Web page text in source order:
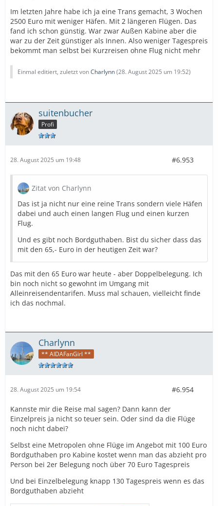
Im letzten Jahre habe ich ja eine Trans gemacht, 3 Wochen
2500 Euro mit weniger Häfen. Mit 2 längeren Flügen. Das
fand ich schon günstig. War zwar Außen Kabine aber die
war zu der Zeit günstiger als Innen. Also weniger Tagespreis
bekommt man selbst bei Kurzreisen ohne Flug nicht mehr
Einmal editiert, zuletzt vonCharlynn(28. August 2025 um 19:52)
suitenbucher
Profi
28. August 2025 um 19:48 #6.953
Zitat von Charlynn
Das ist ja nicht nur eine reine Trans sondern viele Häfen
dabei und auch einen langen Flug und einen kurzen
Flug.
Und es gibt noch Bordguthaben. Bist du sicher dass das
mit den 65,- Euro in der heutigen Zeit war?
Das mit den 65 Euro war heute - aber Doppelbelegung. Ich
bin noch nicht so gewohnt im Umgang mit
Alleinreisendentarifen. Muss mal schauen, vielleicht finde
ich das nochmal.
Charlynn
** AIDAFanGirl **
28. August 2025 um 19:54 #6.954
Kannste mir die Reise mal sagen? Dann kann der
Einzelpreis ja nicht so teuer sein. Oder sind da die Flüge
noch nicht dabei?
Selbst eine Metropolen ohne Flüge im Angebot mit 100 Euro
Bordguthaben pro Kabine kostet wenn man das abzieht pro
Person bei 2er Belegung noch über 70 Euro Tagespreis
Und bei Einzelbelegung knapp 130 Tagespreis wenn es das
Bordguthaben abzieht